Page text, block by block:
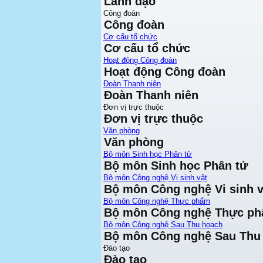
Công đoàn
Công đoàn
Cơ cấu tổ chức
Cơ cấu tổ chức
Hoạt động Công đoàn
Hoạt động Công đoàn
Đoàn Thanh niên
Đoàn Thanh niên
Đơn vị trực thuộc
Đơn vị trực thuộc
Văn phòng
Văn phòng
Bộ môn Sinh học Phân tử
Bộ môn Sinh học Phân tử
Bộ môn Công nghệ Vi sinh vật
Bộ môn Công nghệ Vi sinh
Bộ môn Công nghệ Thực phẩm
Bộ môn Công nghệ Thực
Bộ môn Công nghệ Sau Thu hoạch
Bộ môn Công nghệ Sau
Đào tạo
Đào tạo